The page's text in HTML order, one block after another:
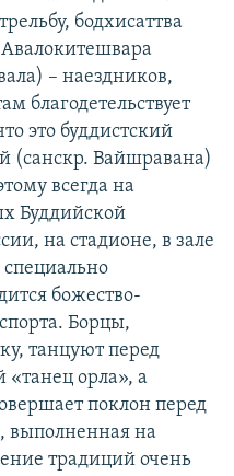
бодхисаттва
– наездников,
благодетельствует
это буддистский
(санскр. Вайшравана)
всегда на
Буддийской
на стадионе, в зале
божество-
Борцы,
танцуют перед
орла», а
поклон перед
выполненная на
традиций очень